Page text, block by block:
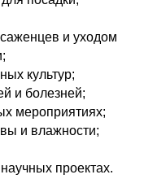
и уходом
культур;
и болезней;
мероприятиях;
и влажности;
проектах.